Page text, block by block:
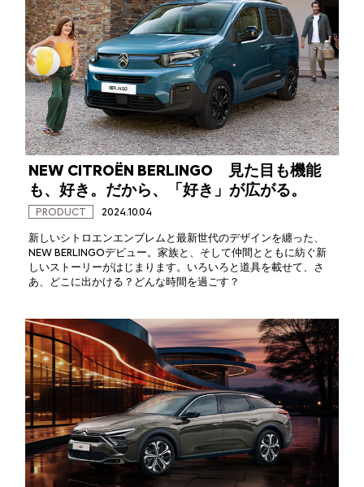
NEW CITROËN BERLINGO 見た目も機能
も、好き。だから、「好き」が広がる。
PRODUCT 2024.10.04
新しいシトロエンエンブレムと最新世代のデザインを纏った、
NEW BERLINGOデビュー。家族と、そして仲間とともに紡ぐ新
しいストーリーがはじまります。いろいろと道具を載せて、さ
あ、どこに出かける？どんな時間を過ごす？